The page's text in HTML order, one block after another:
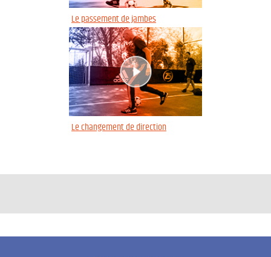
Le passement de jambes
Le changement de direction